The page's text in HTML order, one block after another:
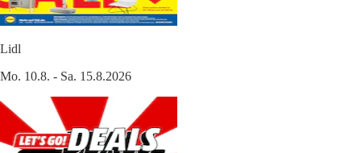
Lidl
Mo. 10.8. - Sa. 15.8.2026